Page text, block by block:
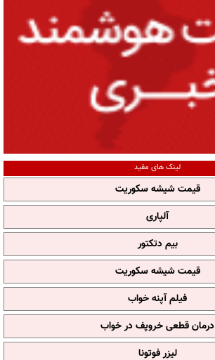
لینک های مفید
قیمت شیشه سکوریت
آلپاری
بیم دتکتور
قیمت شیشه سکوریت
فیلم آپنه خواب
درمان قطعی خروپف در خواب
لیزر فوتونا